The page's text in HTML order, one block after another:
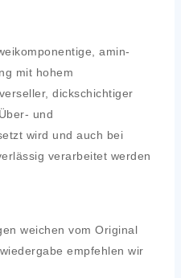
amin­
mit hohem
dickschichtiger
und
wird und auch bei
verarbeitet werden
weichen vom Original
empfehlen wir